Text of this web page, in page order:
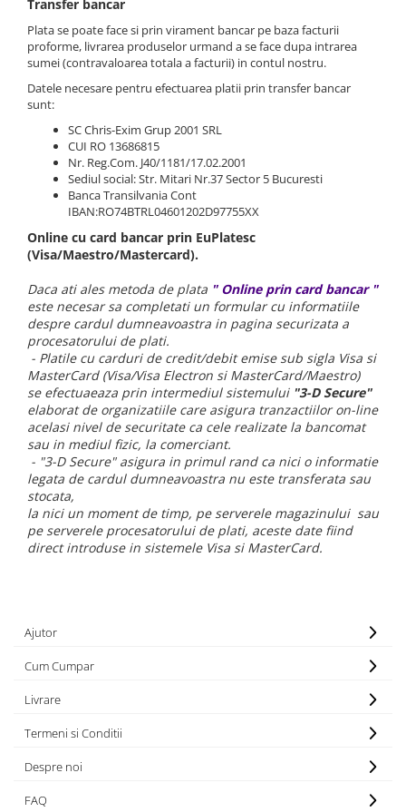
Accesorii masini de spalat
Uscatoare Rufe
Incorporabile
Aragazuri
Plite incorporabile
Hote incorporabile
Racitoare Vinuri
Friteuze
Prajitoare de Paine
Storcatoare
Multicookere
Cuptoare electrice
Aparate de facut clatite
Aparate de facut vafe
Gratare electrice
Masini de facut paine
Masini de tocat
Oale sub presiune.
Aspiratoare
Aparate cafea si ceai
Espressoare
Cafetiere
Rasnite de cafea
Fierbatoare de apa
Aparate de curatat cu abur
Produse pentru par
Perii rotative
Ingrijire personala
Masini de tuns parul
Placi de indreptat parul
Epilatoare
Aparate de masaj
Accesorii aspiratoare
casa
Furtunuri gradinarit.
Jocuri constructie
Jocuri de societate
Jocuri Familie
Jucarii educative
Lampi de veghe copii
Mobilier exterior
Piscina
Senzori gaz
Stiinta si experimente
Trotinete
Ustensile gatit
Vesela
Transfer bancar
Plata se poate face si prin virament bancar pe baza facturii
proforme, livrarea produselor urmand a se face dupa intrarea
sumei (contravaloarea totala a facturii) in contul nostru.
Datele necesare pentru efectuarea platii prin transfer bancar
sunt:
SC Chris-Exim Grup 2001 SRL
CUI RO 13686815
Nr. Reg.Com. J40/1181/17.02.2001
Sediul social: Str. Mitari Nr.37 Sector 5 Bucuresti
Banca Transilvania Cont
IBAN:RO74BTRL04601202D97755XX
Online cu card bancar prin EuPlatesc
(Visa/Maestro/Mastercard).
Daca ati ales metoda de plata " Online prin card bancar "
este necesar sa completati un formular cu informatiile
despre cardul dumneavoastra in pagina securizata a
procesatorului de plati.
- Platile cu carduri de credit/debit emise sub sigla Visa si
MasterCard (Visa/Visa Electron si MasterCard/Maestro)
se efectuaeaza prin intermediul sistemului "3-D Secure"
elaborat de organizatiile care asigura tranzactiilor on-line
acelasi nivel de securitate ca cele realizate la bancomat
sau in mediul fizic, la comerciant.
- "3-D Secure" asigura in primul rand ca nici o informatie
legata de cardul dumneavoastra nu este transferata sau
stocata,
la nici un moment de timp, pe serverele magazinului sau
pe serverele procesatorului de plati, aceste date fiind
direct introduse in sistemele Visa si MasterCard.
Ajutor
Cum Cumpar
Livrare
Termeni si Conditii
Despre noi
FAQ